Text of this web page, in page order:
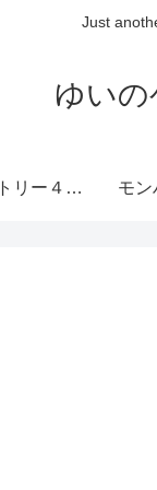
Just
ゆいの
ルーンファクトリー４ SP モン